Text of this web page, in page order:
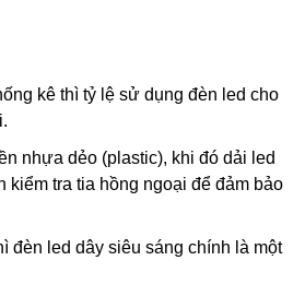
kê thì tỷ lệ sử dụng đèn led cho
nhựa dẻo (plastic), khi đó dải led
kiểm tra tia hồng ngoại để đảm bảo
đèn led dây siêu sáng chính là một